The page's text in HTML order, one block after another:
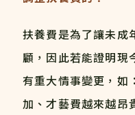
扶養費是為了讓未成
顧，因此若能證明現
有重大情事變更，如
加、才藝費越來越昂